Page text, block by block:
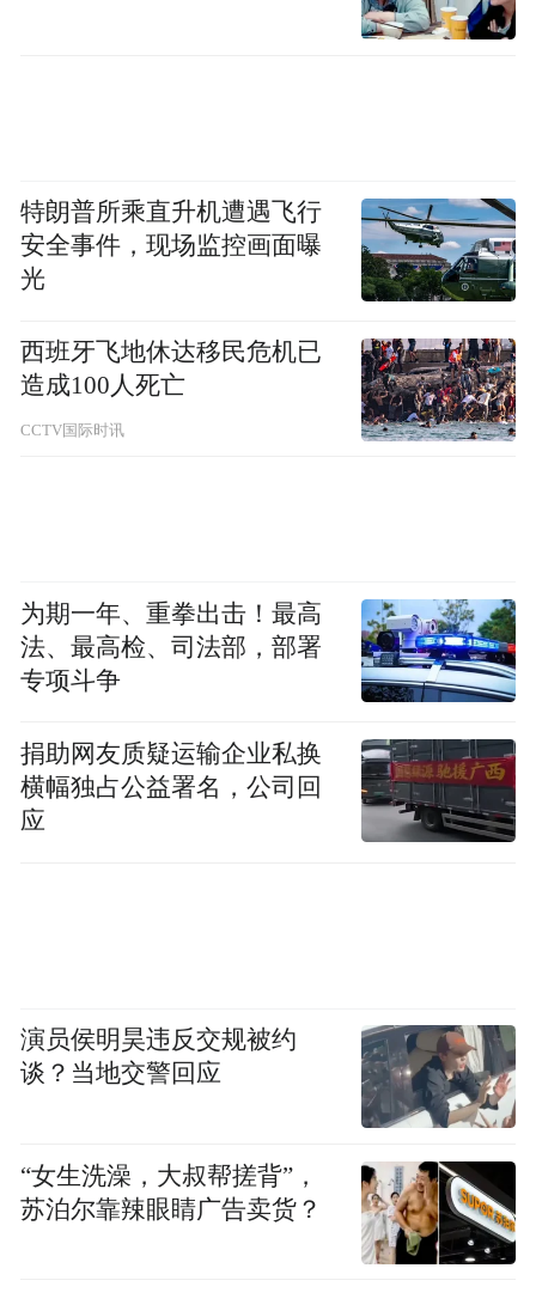
特朗普所乘直升机遭遇飞行
安全事件，现场监控画面曝
光
西班牙飞地休达移民危机已
造成100人死亡
CCTV国际时讯
为期一年、重拳出击！最高
法、最高检、司法部，部署
专项斗争
捐助网友质疑运输企业私换
横幅独占公益署名，公司回
应
演员侯明昊违反交规被约
谈？当地交警回应
“女生洗澡，大叔帮搓背”，
苏泊尔靠辣眼睛广告卖货？